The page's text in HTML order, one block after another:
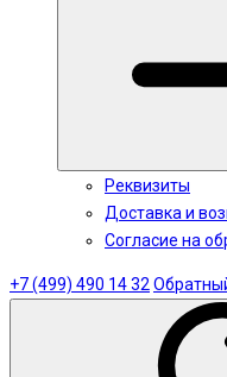
Реквизиты
Доставка и
Согласие на
+7 (499) 490 14 32